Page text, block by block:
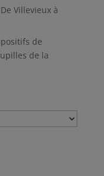
Villevieux à
de
de la